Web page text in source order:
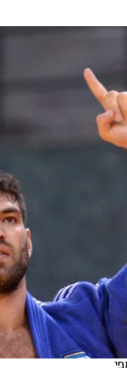
הפועל תל אביב
הפועל באר שבע